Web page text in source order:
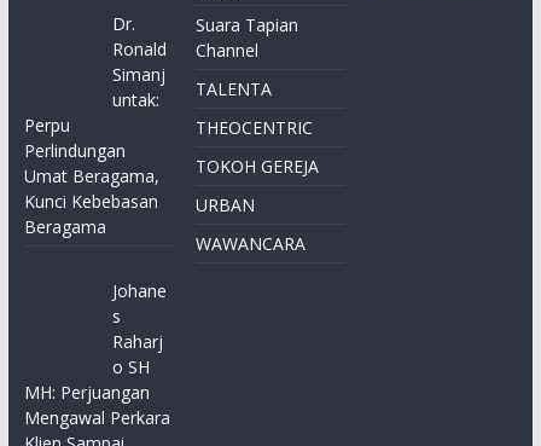
Dr.
Ronald
Simanj
untak:
Perpu
Perlindungan
Umat Beragama,
Kunci Kebebasan
Beragama
Johane
s
Raharj
o SH
MH: Perjuangan
Mengawal Perkara
Suara Tapian
Channel
TALENTA
THEOCENTRIC
TOKOH GEREJA
URBAN
WAWANCARA